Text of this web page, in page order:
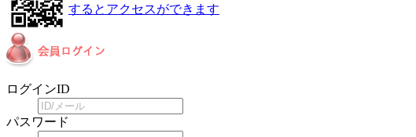
するとアクセスができます
ログインID
パスワード